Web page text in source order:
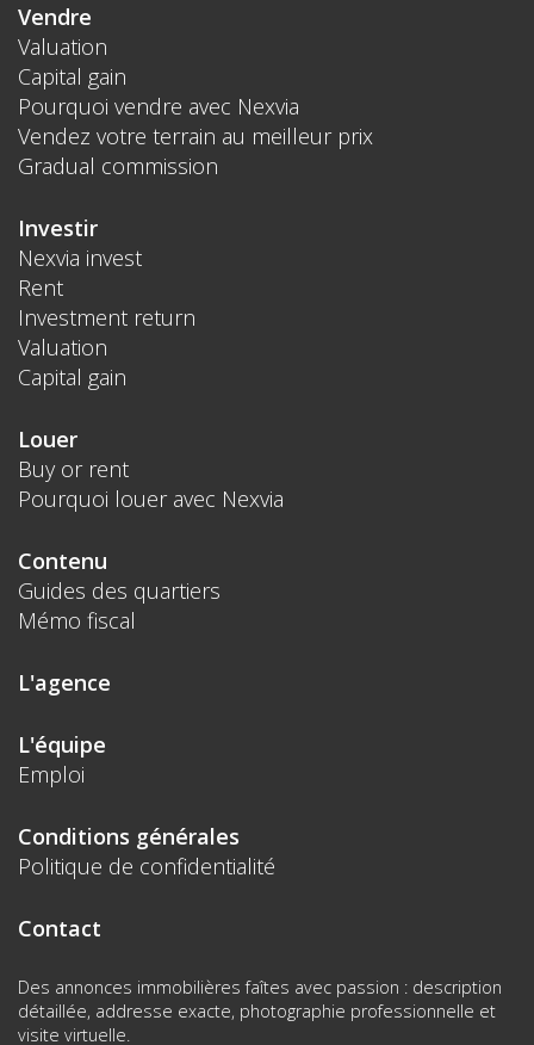
Vendre
Valuation
Capital gain
Pourquoi vendre avec Nexvia
Vendez votre terrain au meilleur prix
Gradual commission
Investir
Nexvia invest
Rent
Investment return
Valuation
Capital gain
Louer
Buy or rent
Pourquoi louer avec Nexvia
Contenu
Guides des quartiers
Mémo fiscal
L'agence
L'équipe
Emploi
Conditions générales
Politique de confidentialité
Contact
Des annonces immobilières faîtes avec passion : description
détaillée, addresse exacte, photographie professionnelle et
visite virtuelle.